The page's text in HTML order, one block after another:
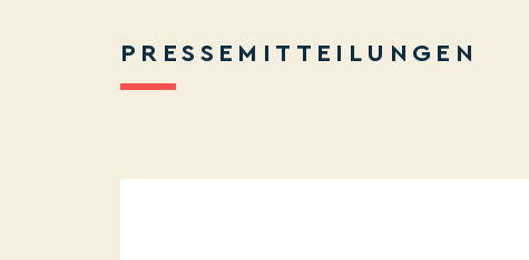
PRESSEMITTEILUNGEN